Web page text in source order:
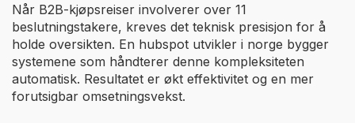
Når B2B-kjøpsreiser involverer over 11
beslutningstakere, kreves det teknisk presisjon for å
holde oversikten. En hubspot utvikler i norge bygger
systemene som håndterer denne kompleksiteten
automatisk. Resultatet er økt effektivitet og en mer
forutsigbar omsetningsvekst.